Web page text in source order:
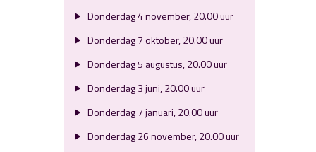
Donderdag 4 november, 20.00 uur
Donderdag 7 oktober, 20.00 uur
Donderdag 5 augustus, 20.00 uur
Donderdag 3 juni, 20.00 uur
Donderdag 7 januari, 20.00 uur
Donderdag 26 november, 20.00 uur